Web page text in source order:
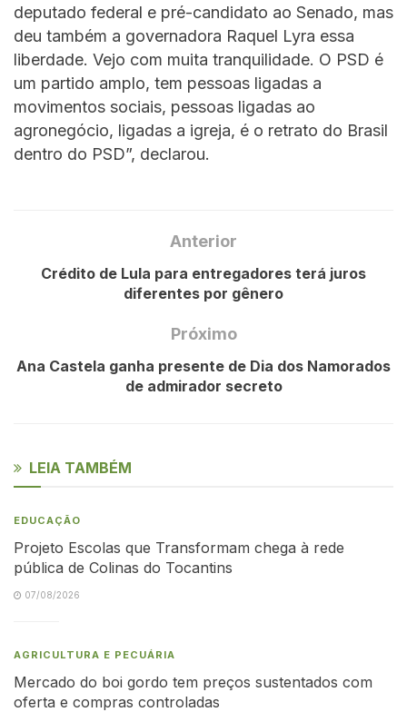
deputado federal e pré-candidato ao Senado, mas
deu também a governadora Raquel Lyra essa
liberdade. Vejo com muita tranquilidade. O PSD é
um partido amplo, tem pessoas ligadas a
movimentos sociais, pessoas ligadas ao
agronegócio, ligadas a igreja, é o retrato do Brasil
dentro do PSD”, declarou.
Anterior
Crédito de Lula para entregadores terá juros
diferentes por gênero
Próximo
Ana Castela ganha presente de Dia dos Namorados
de admirador secreto
LEIA TAMBÉM
EDUCAÇÃO
Projeto Escolas que Transformam chega à rede
pública de Colinas do Tocantins
07/08/2026
AGRICULTURA E PECUÁRIA
Mercado do boi gordo tem preços sustentados com
oferta e compras controladas